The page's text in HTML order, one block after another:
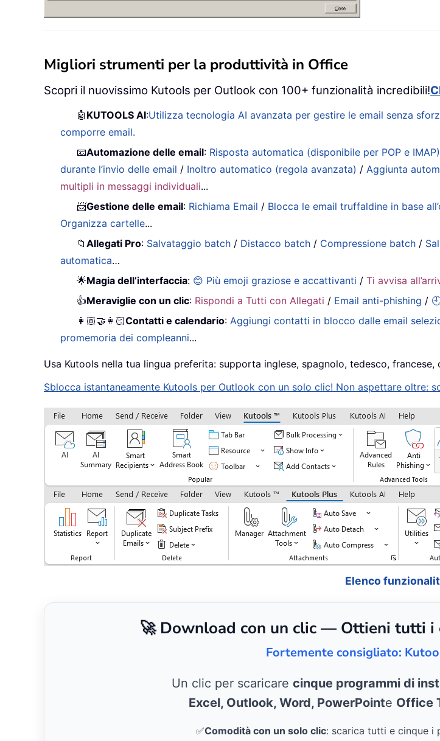
Migliori strumenti per la produttività in Office
Scopri il nuovissimo Kutools per Outlook con 100+ funzionalità incredibili!
🤖 KUTOOLS AI:Utilizza tecnologia AI avanzata per gestire le email senza
comporre email.
📧Automazione delle email: Risposta automatica (disponibile per POP e IMAP)
durante l’invio delle email / Inoltro automatico (regola avanzata) /Aggiunta
multipli in messaggi individuali...
📨Gestione delle email: Richiama Email / Blocca le email truffaldine in base
Organizza cartelle...
📁Allegati Pro: Salvataggio batch / Distacco batch / Compressione batch /
automatica…
🌟Magia dell’interfaccia: 😊 Più emoji graziose e accattivanti /Ti avvisa
👍Meraviglie con un clic: Rispondi a Tutti con Allegati / Email anti-phishing /
👩🏼‍🤝‍👩🏻Contatti e calendario:Aggiungi contatti in blocco dalle email
promemoria dei compleanni...
Usa Kutools nella tua lingua preferita: supporta inglese, spagnolo, tedesco,
Sblocca istantaneamente Kutools per Outlook con un solo clic! Non aspettare oltre:
Elenco
🚀 Download con un clic — Ottieni tutti
Fortemente consigliato:
Un clic per scaricare cinque programmi di
Excel, Outlook, Word, PowerPointe Office
✅Comodità con un solo clic: scarica tutti e cinque i